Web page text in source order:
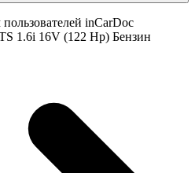
inCarDoc
1.6i 16V (122 Hp) Бензин